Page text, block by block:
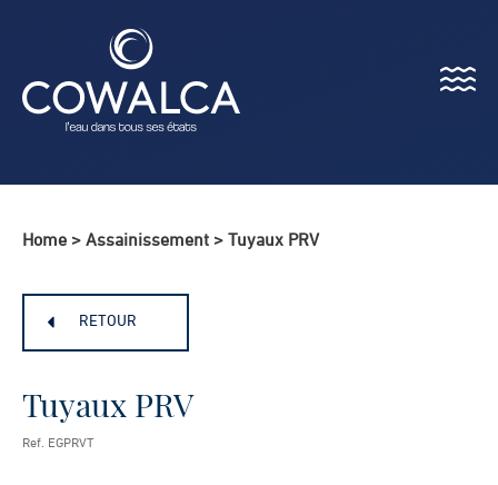
Menu
Home > Assainissement > Tuyaux PRV
RETOUR
Tuyaux PRV
Ref. EGPRVT